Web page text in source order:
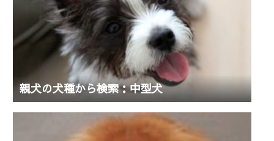
親犬の犬種から検索：中型犬